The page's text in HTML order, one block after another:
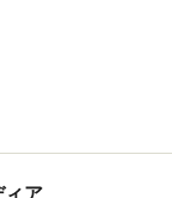
ィア